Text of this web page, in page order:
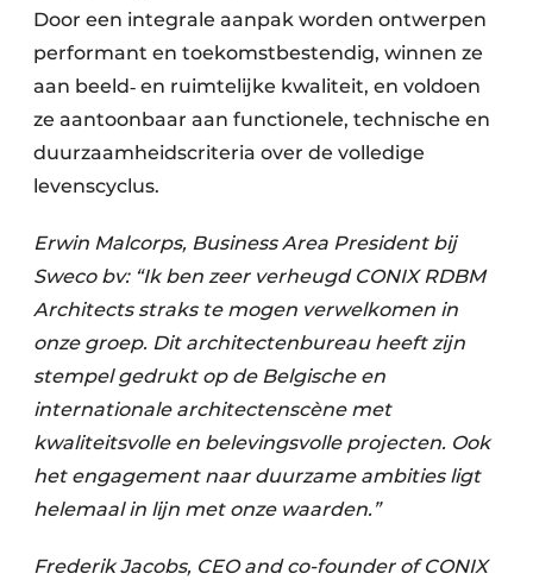
Door een integrale aanpak worden ontwerpen
performant en toekomstbestendig, winnen ze
aan beeld‐ en ruimtelijke kwaliteit, en voldoen
ze aantoonbaar aan functionele, technische en
duurzaamheidscriteria over de volledige
levenscyclus.
Erwin Malcorps, Business Area President bij
Sweco bv: “Ik ben zeer verheugd CONIX RDBM
Architects straks te mogen verwelkomen in
onze groep. Dit architectenbureau heeft zijn
stempel gedrukt op de Belgische en
internationale architectenscène met
kwaliteitsvolle en belevingsvolle projecten. Ook
het engagement naar duurzame ambities ligt
helemaal in lijn met onze waarden.”
Frederik Jacobs, CEO and co-founder of CONIX